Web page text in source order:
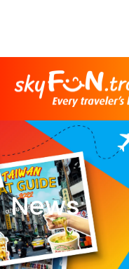
News